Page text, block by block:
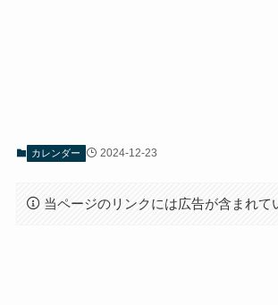
カレンダー 2024-12-23
当ページのリンクには広告が含まれて